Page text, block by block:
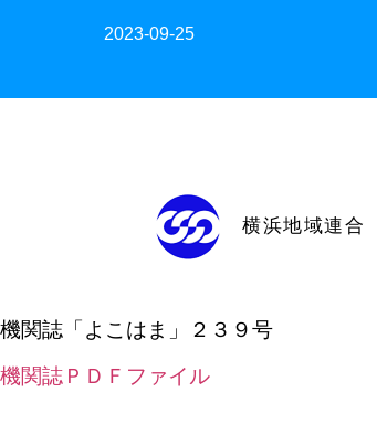
2023-09-25
横浜地域連合
機関誌「よこはま」２３９号
機関誌ＰＤＦファイル